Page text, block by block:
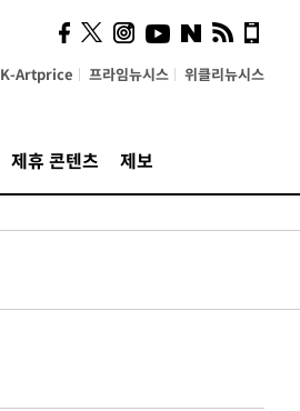
K-Artprice 프라임뉴시스 위클리뉴시스
제휴 콘텐츠 제보
시, 스마트폰 액세서리에
NFC 더했다